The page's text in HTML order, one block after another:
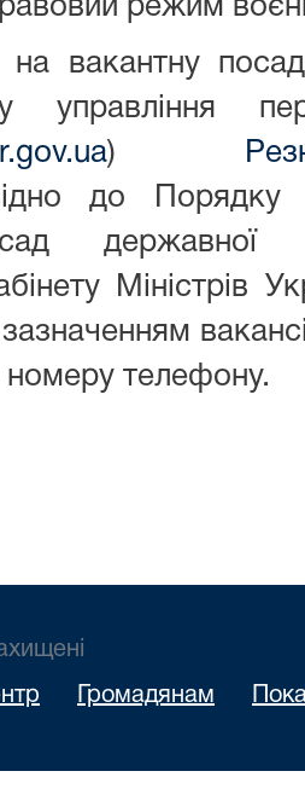
режим
на вакантну
управління
)
до Порядку
державної
Міністрів
номеру телефону.
Громадянам